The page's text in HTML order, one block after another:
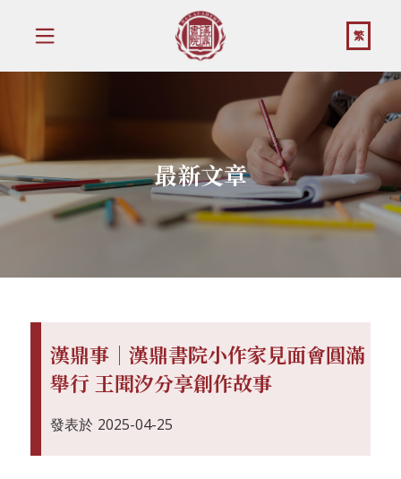
繁
最新文章
漢鼎事｜漢鼎書院小作家見面會圓滿
舉行 王聞汐分享創作故事
發表於 2025-04-25